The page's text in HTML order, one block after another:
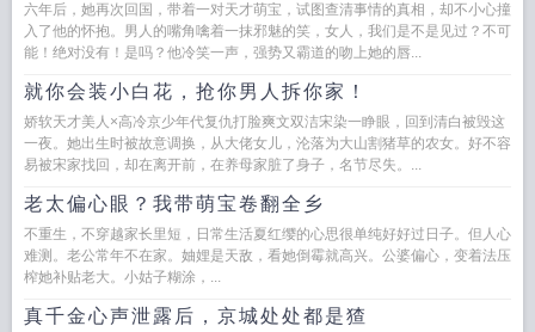
六年后，她再次回国，带着一对天才萌宝，试图查清事情的真相，却不小心撞
入了他的怀抱。男人的嘴角噙着一抹邪魅的笑，女人，我们是不是见过？不可
能！绝对没有！是吗？他冷笑一声，强势又霸道的吻上她的唇...
就你会装小白花，抢你男人拆你家！
娇软天才美人×高冷京少年代复仇打脸爽文双洁宋染一睁眼，回到清白被毁这
一夜。她出生时被故意调换，从大佬女儿，沦落为大山割猪草的农女。好不容
易被宋家找回，却在离开前，在养母家脏了身子，名节尽失。...
老太偏心眼？我带萌宝卷翻全乡
不重生，不穿越家长里短，日常生活夏红缨的心思很单纯好好过日子。但人心
难测。老公常年不在家。妯娌是天敌，看她倒霉就高兴。公婆偏心，变着法压
榨她补贴老大。小姑子糊涂，...
真千金心声泄露后，京城处处都是猹